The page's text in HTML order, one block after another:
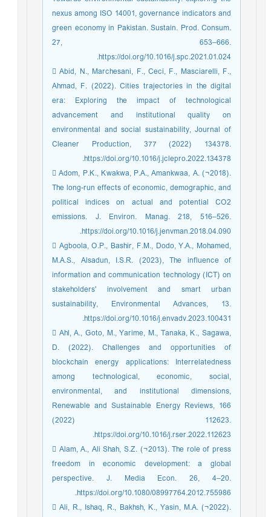
nexus among ISO 14001, governance indicators and
green economy in Pakistan. Sustain. Prod. Consum.
27, 653–666.
https://doi.org/10.1016/j.spc.2021.01.024.
 Abid, N., Marchesani, F., Ceci, F., Masciarelli, F.,
Ahmad, F. (2022). Cities trajectories in the digital
era: Exploring the impact of technological
advancement and institutional quality on
environmental and social sustainability, Journal of
Cleaner Production, 377 (2022) 134378.
https://doi.org/10.1016/j.jclepro.2022.134378.
 Adom, P.K., Kwakwa, P.A., Amankwaa, A. (¬2018).
The long-run effects of economic, demographic, and
political indices on actual and potential CO2
emissions. J. Environ. Manag. 218, 516–526.
https://doi.org/10.1016/j.jenvman.2018.04.090.
 Agboola, O.P., Bashir, F.M., Dodo, Y.A., Mohamed,
M.A.S., Alsadun, I.S.R. (2023), The influence of
information and communication technology (ICT) on
stakeholders' involvement and smart urban
sustainability, Environmental Advances, 13.
https://doi.org/10.1016/j.envadv.2023.100431.
 Ahl, A., Goto, M., Yarime, M., Tanaka, K., Sagawa,
D. (2022). Challenges and opportunities of
blockchain energy applications: Interrelatedness
among technological, economic, social,
environmental, and institutional dimensions,
Renewable and Sustainable Energy Reviews, 166
(2022) 112623.
https://doi.org/10.1016/j.rser.2022.112623.
 Alam, A., Ali Shah, S.Z. (¬2013). The role of press
freedom in economic development: a global
perspective. J. Media Econ. 26, 4–20.
https://doi.org/10.1080/08997764.2012.755986.
 Ali, R., Ishaq, R., Bakhsh, K., Yasin, M.A. (¬2022).